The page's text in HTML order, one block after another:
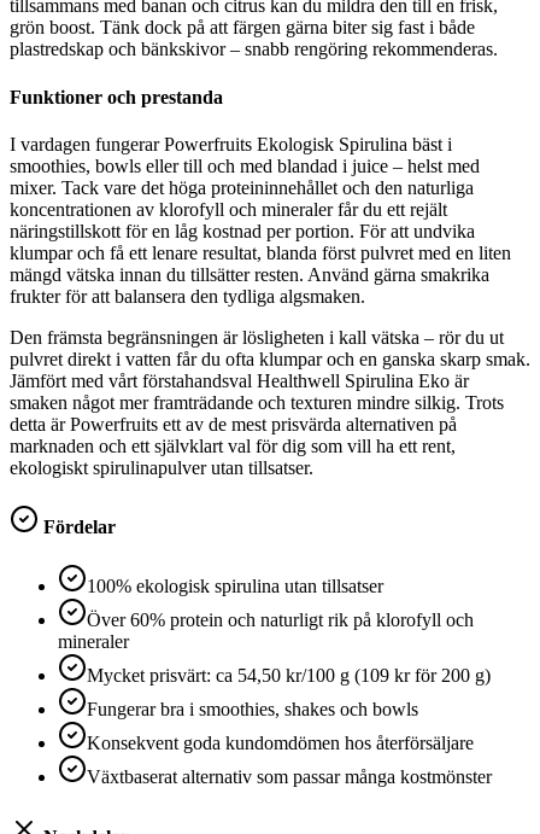
tillsammans med banan och citrus kan du mildra den till en frisk,
grön boost. Tänk dock på att färgen gärna biter sig fast i både
plastredskap och bänkskivor – snabb rengöring rekommenderas.
Funktioner och prestanda
I vardagen fungerar Powerfruits Ekologisk Spirulina bäst i
smoothies, bowls eller till och med blandad i juice – helst med
mixer. Tack vare det höga proteininnehållet och den naturliga
koncentrationen av klorofyll och mineraler får du ett rejält
näringstillskott för en låg kostnad per portion. För att undvika
klumpar och få ett lenare resultat, blanda först pulvret med en liten
mängd vätska innan du tillsätter resten. Använd gärna smakrika
frukter för att balansera den tydliga algsmaken.
Den främsta begränsningen är lösligheten i kall vätska – rör du ut
pulvret direkt i vatten får du ofta klumpar och en ganska skarp smak.
Jämfört med vårt förstahandsval Healthwell Spirulina Eko är
smaken något mer framträdande och texturen mindre silkig. Trots
detta är Powerfruits ett av de mest prisvärda alternativen på
marknaden och ett självklart val för dig som vill ha ett rent,
ekologiskt spirulinapulver utan tillsatser.
Fördelar
100% ekologisk spirulina utan tillsatser
Över 60% protein och naturligt rik på klorofyll och
mineraler
Mycket prisvärt: ca 54,50 kr/100 g (109 kr för 200 g)
Fungerar bra i smoothies, shakes och bowls
Konsekvent goda kundomdömen hos återförsäljare
Växtbaserat alternativ som passar många kostmönster